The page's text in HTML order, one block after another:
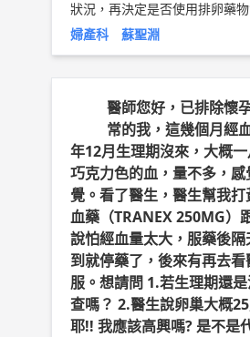
狀況，再決定是否使用排卵藥物會比較
念交流，一切以醫師實際看診為準。 中國醫藥大
婦產科 蘇聖淵
醫師您好，已排除懷
常的我，這幾個月經
年12月生理期沒來，大概
巧克力色的血，量不多，
覺。看了醫生，醫生幫我
血藥（TRANEX 250MG）
說怕經血量太大，服藥後
到就停藥了，後來有再去
服。想請問 1.若生理期還
查嗎？ 2.醫生說卵巢大概
耶!! 我應該高興嗎? 是不是